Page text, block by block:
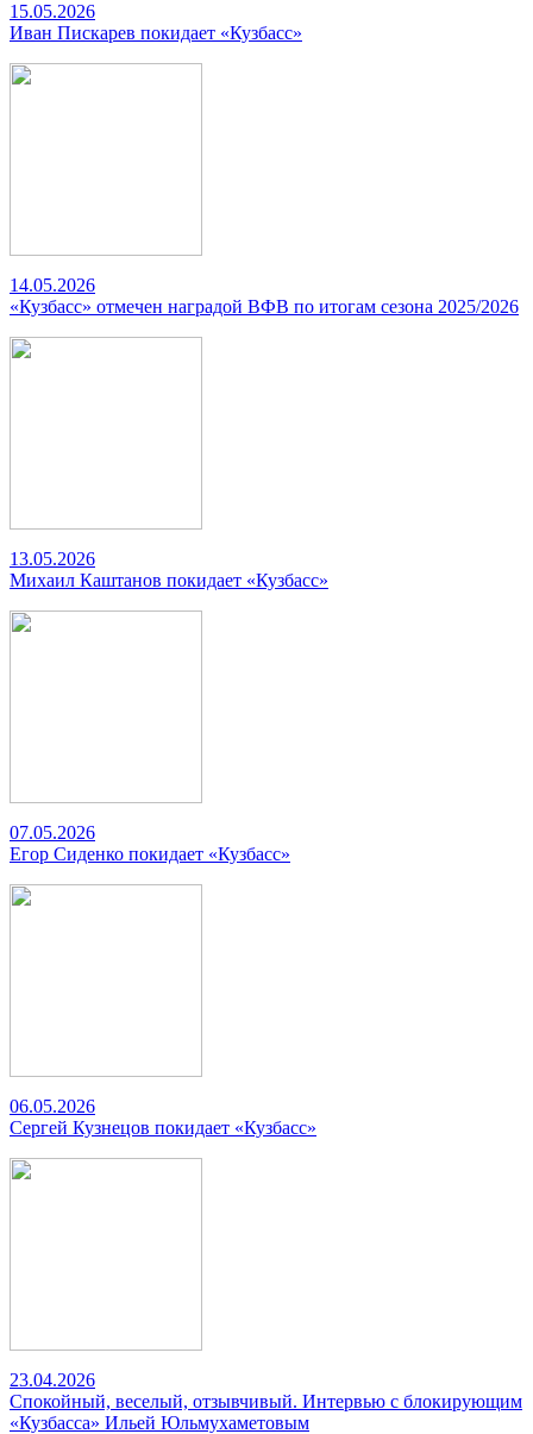
15.05.2026
Иван Пискарев покидает «Кузбасс»
14.05.2026
«Кузбасс» отмечен наградой ВФВ по итогам сезона 2025/2026
13.05.2026
Михаил Каштанов покидает «Кузбасс»
07.05.2026
Егор Сиденко покидает «Кузбасс»
06.05.2026
Сергей Кузнецов покидает «Кузбасс»
23.04.2026
Спокойный, веселый, отзывчивый. Интервью с блокирующим
«Кузбасса» Ильей Юльмухаметовым